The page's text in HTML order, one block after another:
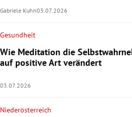
Gabriele Kuhn03.07.2026
Gesundheit
Wie Meditation die
auf positive Art verändert
03.07.2026
Niederösterreich